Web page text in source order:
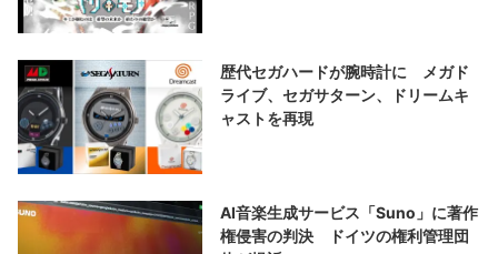
歴代セガハードが腕時計に メガド
ライブ、セガサターン、ドリームキ
ャストを再現
AI音楽生成サービス「Suno」に著作
権侵害の判決 ドイツの権利管理団